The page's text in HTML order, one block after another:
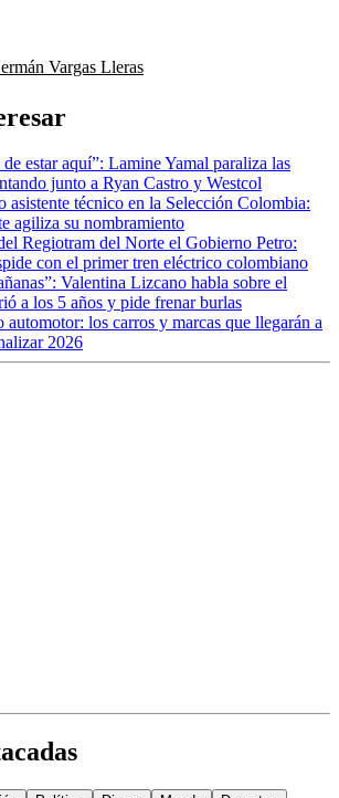
Vargas Lleras
estar aquí”: Lamine Yamal paraliza las
junto a Ryan Castro y Westcol
asistente técnico en la Selección Colombia:
agiliza su nombramiento
Regiotram del Norte el Gobierno Petro:
con el primer tren eléctrico colombiano
Valentina Lizcano habla sobre el
a los 5 años y pide frenar burlas
automotor: los carros y marcas que llegarán a
2026